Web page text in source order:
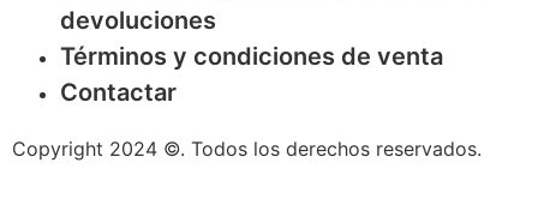
devoluciones
Términos y condiciones de venta
Contactar
Copyright 2024 ©. Todos los derechos reservados.